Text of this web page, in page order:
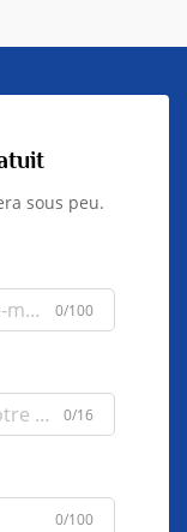
sous peu.
0/100
0/16
0/100